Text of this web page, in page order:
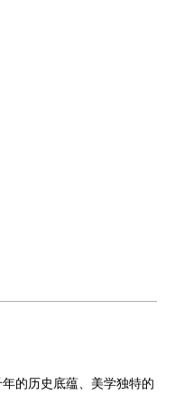
的历史底蕴、美学独特的